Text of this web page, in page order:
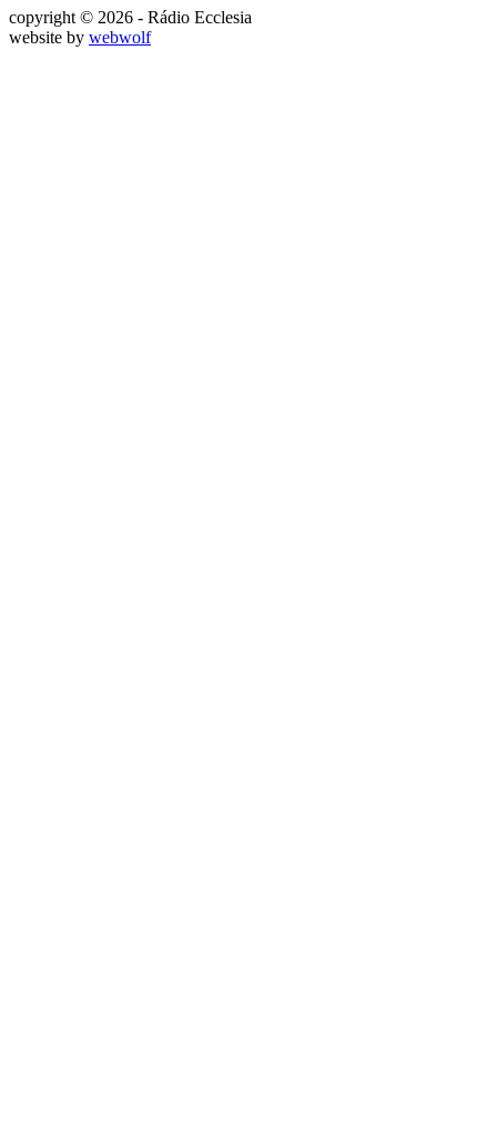
copyright © 2026 - Rádio Ecclesia
website by webwolf